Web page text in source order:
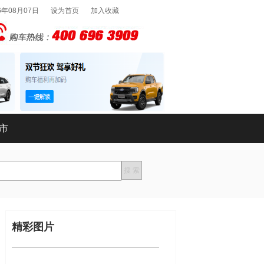
08月07日 设为首页 加入收藏
精彩图片